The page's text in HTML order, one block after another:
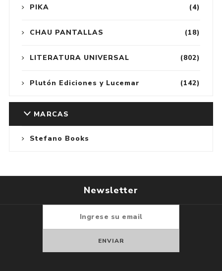
(4)
PIKA
(18)
CHAU PANTALLAS
(802)
LITERATURA UNIVERSAL
(142)
Plutón Ediciones y Lucemar
MARCAS
Stefano Books
Newsletter